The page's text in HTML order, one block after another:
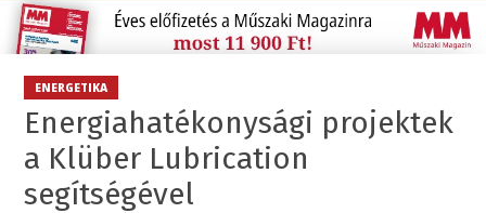
ENERGETIKA
Energiahatékonysági projektek
a Klüber Lubrication
segítségével